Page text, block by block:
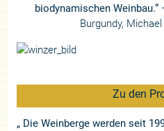
biodynamischen Weinbau.“
Burgundy,
Zu den
„ Die Weinberge werden seit